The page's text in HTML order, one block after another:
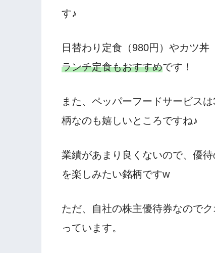
す♪
日替わり定食（980円）やカツ
ランチ定食もおすすめです！
また、ペッパーフードサービス
柄なのも嬉しいところですね♪
業績があまり良くないので、優
を楽しみたい銘柄ですw
ただ、自社の株主優待券なので
っています。